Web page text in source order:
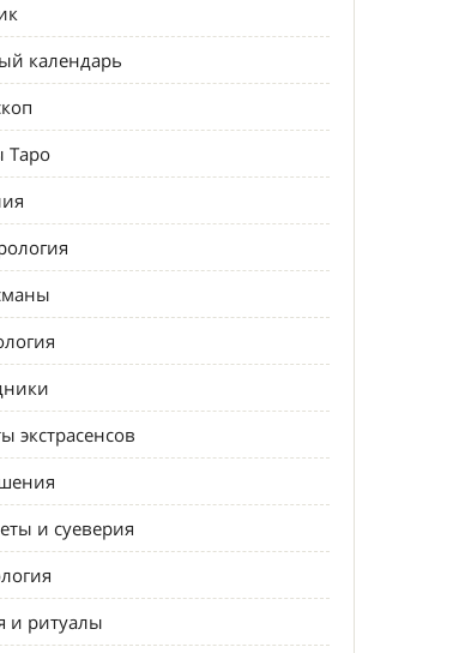
календарь
Таро
экстрасенсов
и суеверия
и ритуалы